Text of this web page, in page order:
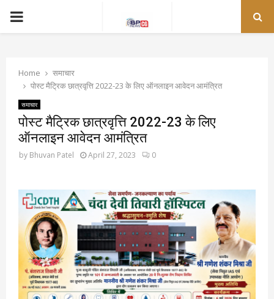
PRIMARY
Home
समाचार
पोस्ट मैट्रिक छात्रवृत्ति 2022-23 के लिए ऑनलाइन आवेदन आमंत्रित
समाचार
पोस्ट मैट्रिक छात्रवृत्ति 2022-23 के लिए
ऑनलाइन आवेदन आमंत्रित
by Bhuvan Patel April 27, 2023 0